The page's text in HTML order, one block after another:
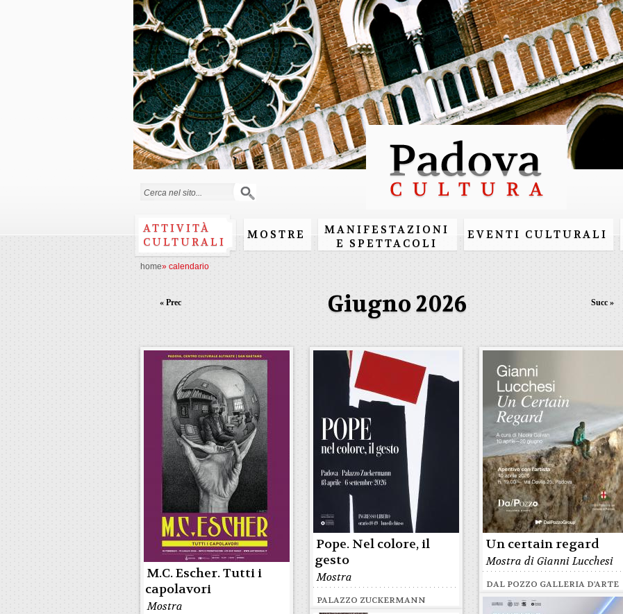
Salta al
contenuto
principale
Form di ricerca
ATTIVITÀ
CULTURALI
MOSTRE
MANIFESTAZIONI
E SPETTACOLI
EVENTI CULTURALI
home» calendario
Giugno 2026
« Prec Succ »
M.C. Escher. Tutti i
capolavori
Mostra
Pope. Nel colore, il
gesto
Mostra
PALAZZO ZUCKERMANN
Un certain regard
Mostra di Gianni Lucchesi
DAL POZZO GALLERIA D'ARTE